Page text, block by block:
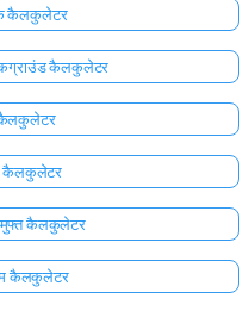
कैलकुलेटर
कैलकुलेटर
कैलकुलेटर
मुफ्त कैलकुलेटर
कैलकुलेटर